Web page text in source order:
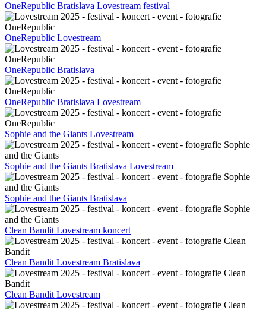
OneRepublic Bratislava Lovestream festival
OneRepublic Lovestream
OneRepublic Bratislava
OneRepublic Bratislava Lovestream
Sophie and the Giants Lovestream
Sophie and the Giants Bratislava Lovestream
Sophie and the Giants Bratislava
Clean Bandit Lovestream koncert
Clean Bandit Lovestream Bratislava
Clean Bandit Lovestream